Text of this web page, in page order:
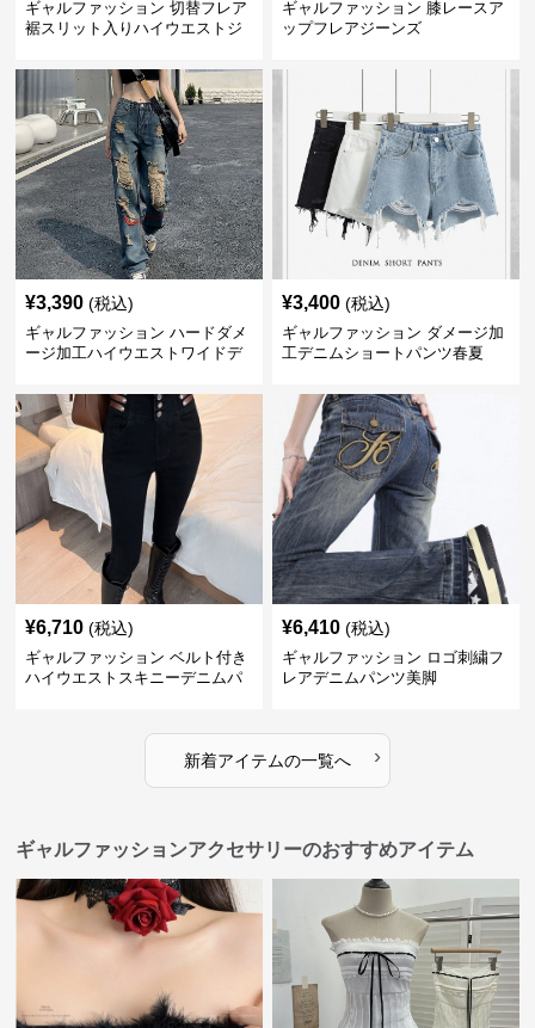
ギャルファッション 切替フレア
裾スリット入りハイウエストジ
ギャルファッション 膝レースア
ップフレアジーンズ
¥3,390 (税込)
ギャルファッション ハードダメ
ージ加工ハイウエストワイドデ
¥3,400 (税込)
ギャルファッション ダメージ加
工デニムショートパンツ春夏
¥6,710 (税込)
ギャルファッション ベルト付き
ハイウエストスキニーデニムパ
¥6,410 (税込)
ギャルファッション ロゴ刺繍フ
レアデニムパンツ美脚
新着アイテムの一覧へ ›
ギャルファッションアクセサリーのおすすめアイテム